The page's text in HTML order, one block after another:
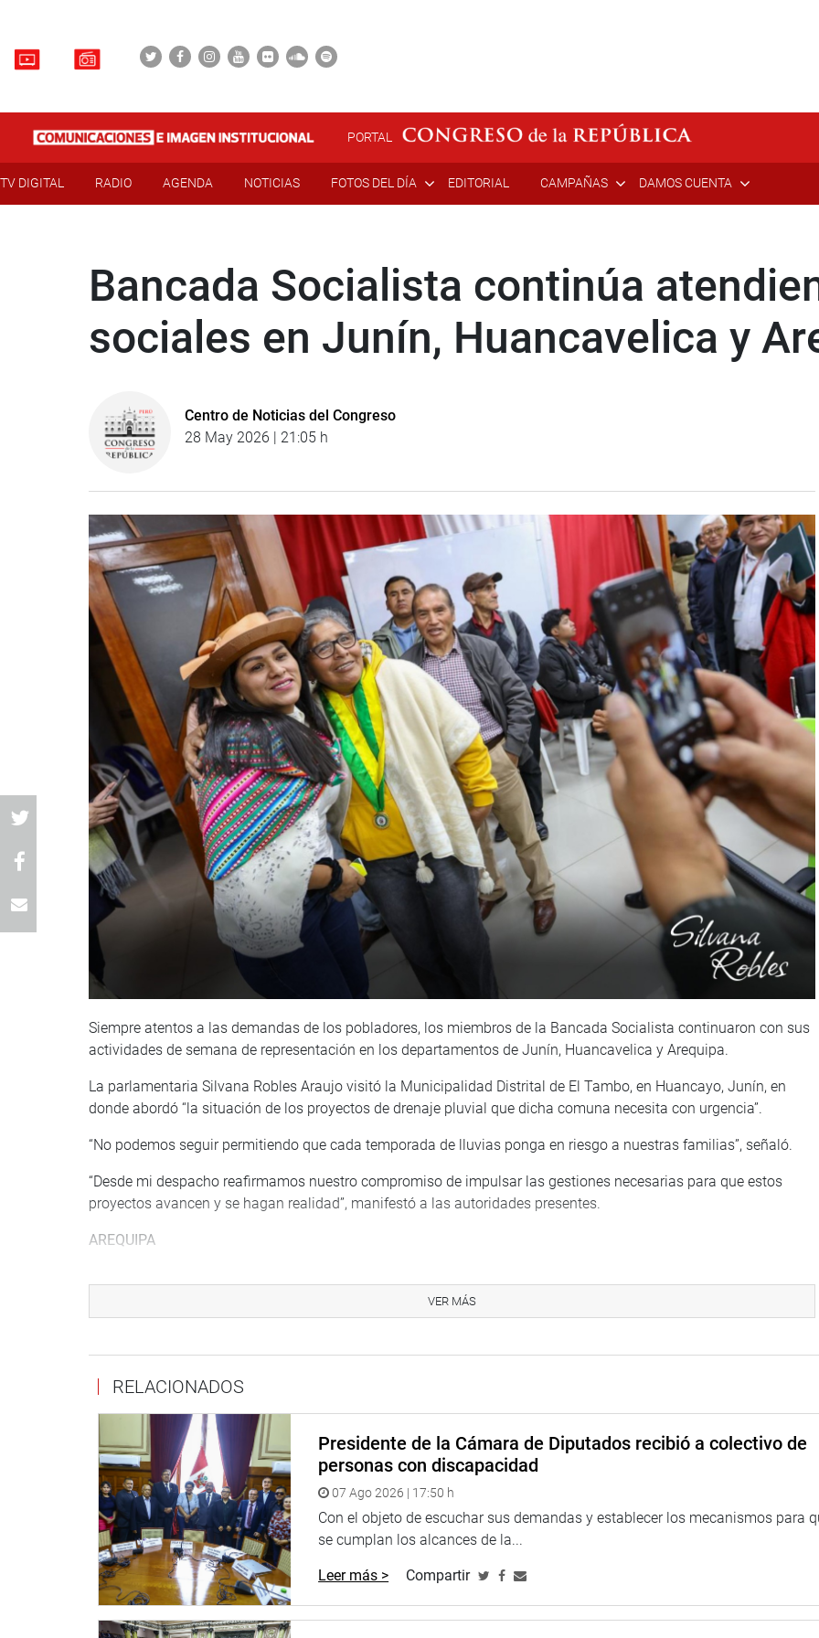
PORTAL
TV DIGITAL RADIO AGENDA NOTICIAS FOTOS DEL DÍA EDITORIAL CAMPAÑAS DAMOS CUENTA
Bancada Socialista continúa
sociales en Junín, Huancavelica y
Centro de Noticias del Congreso
28 May 2026 | 21:05 h
Siempre atentos a las demandas de los pobladores, los miembros de la Bancada Socialista continuaron con sus
actividades de semana de representación en los departamentos de Junín, Huancavelica y Arequipa.
La parlamentaria Silvana Robles Araujo visitó la Municipalidad Distrital de El Tambo, en Huancayo, Junín, en
donde abordó “la situación de los proyectos de drenaje pluvial que dicha comuna necesita con urgencia”.
“No podemos seguir permitiendo que cada temporada de lluvias ponga en riesgo a nuestras familias”, señaló.
“Desde mi despacho reafirmamos nuestro compromiso de impulsar las gestiones necesarias para que estos
proyectos avancen y se hagan realidad”, manifestó a las autoridades presentes.
AREQUIPA
Los Girasoles, en Miraflores, “para verificar el avance del proyecto de electrificación a cargo de SEAL (Sociedad
Eléctrica del Sur Oeste), cuya ejecución está prevista en 150 días”.
Asimismo, informó que recogió “la preocupación de los dirigentes de las asociaciones Señor de los Milagros y
Corazón de Jesús por las demoras en el inicio de otros proyectos de electrificación”.
VER MÁS
RELACIONADOS
Presidente de la Cámara de Diputados recibió a colectivo de
personas con discapacidad
07 Ago 2026 | 17:50 h
Con el objeto de escuchar sus demandas y establecer los mecanismos para
se cumplan los alcances de la...
Leer más > Compartir